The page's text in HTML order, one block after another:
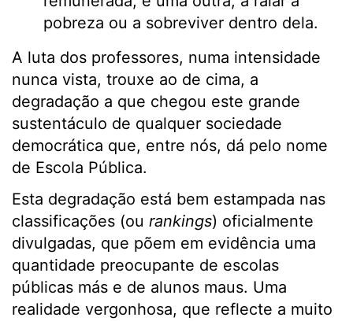
pobreza ou a sobreviver dentro dela.
A luta dos professores, numa intensidade
nunca vista, trouxe ao de cima, a
degradação a que chegou este grande
sustentáculo de qualquer sociedade
democrática que, entre nós, dá pelo nome
de Escola Pública.
Esta degradação está bem estampada nas
classificações (ou rankings) oficialmente
divulgadas, que põem em evidência uma
quantidade preocupante de escolas
públicas más e de alunos maus. Uma
realidade vergonhosa, que reflecte a muito